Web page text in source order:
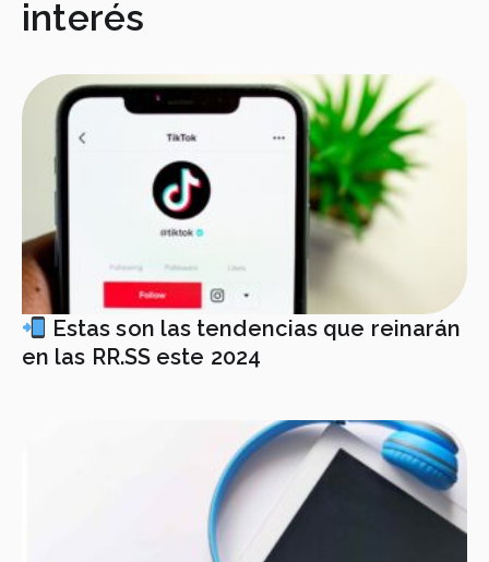
interés
Estas son las tendencias que reinarán
en las RR.SS este 2024